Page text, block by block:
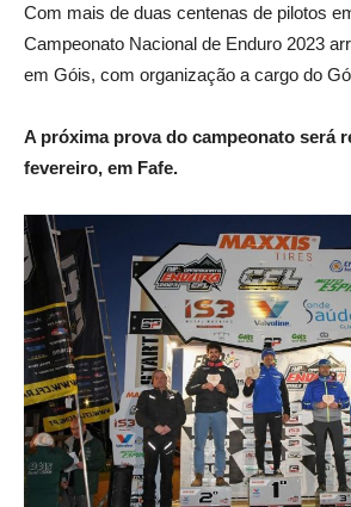
Com mais de duas centenas de pilotos
Campeonato Nacional de Enduro 2023
em Góis, com organização a cargo do
A próxima prova do campeonato será
fevereiro, em Fafe.